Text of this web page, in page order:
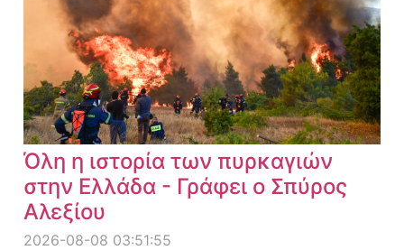
Όλη η ιστορία των πυρκαγιών
στην Ελλάδα - Γράφει ο Σπύρος
Αλεξίου
2026-08-08 03:51:55